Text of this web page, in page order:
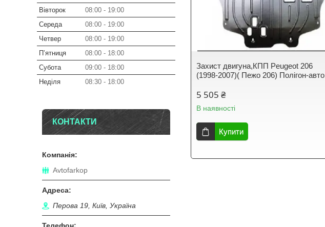
Захист двигуна,КПП Peugeot 206
(1998-2007)( Пежо 206) Полігон-авто
5 505 ₴
В наявності
Купити
Вівторок
08:00
19:00
Середа
08:00
19:00
Четвер
08:00
19:00
Пʼятниця
08:00
18:00
Субота
09:00
18:00
Неділя
08:30 18:00
КОНТАКТИ
Avtofarkop
Перова 19, Київ, Україна